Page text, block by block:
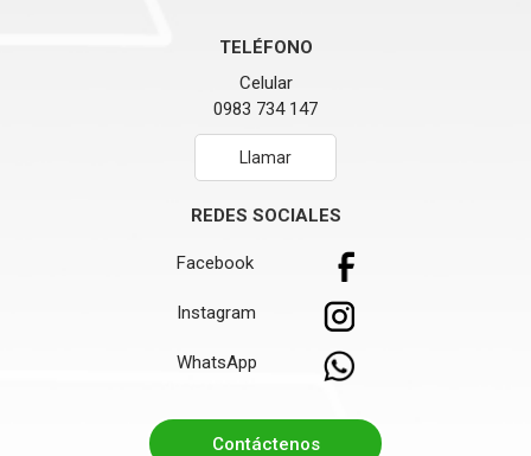
TELÉFONO
Celular
0983 734 147
Llamar
REDES SOCIALES
Facebook
Instagram
WhatsApp
Contáctenos